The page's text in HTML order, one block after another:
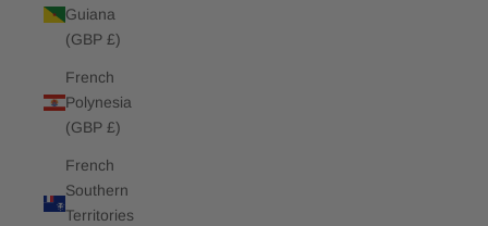
Guiana
(GBP £)
French
Polynesia
(GBP £)
French
Southern
Territories